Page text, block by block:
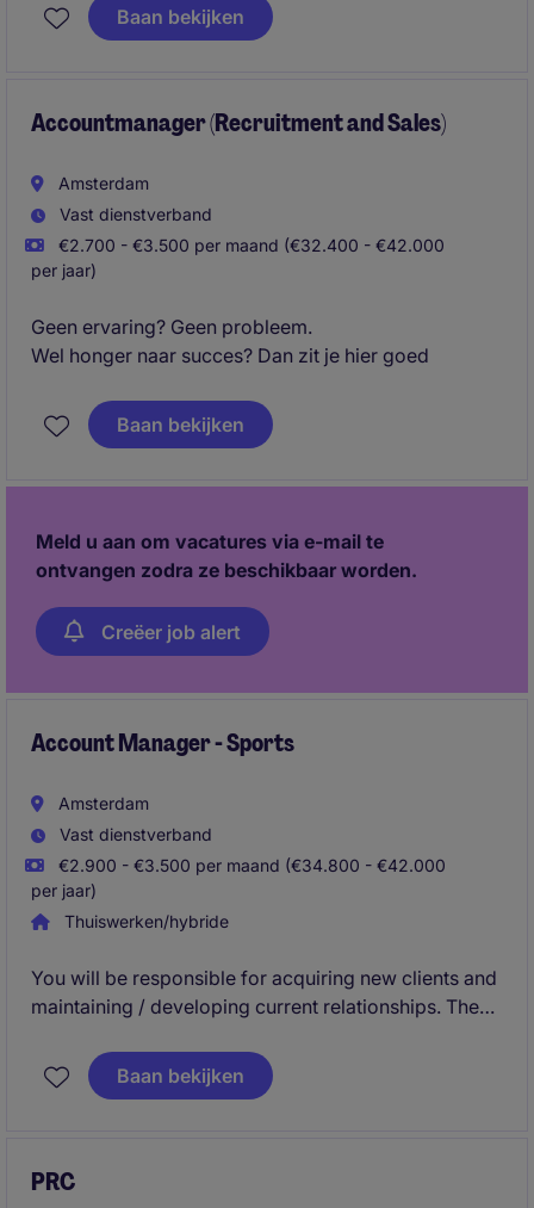
de schakel tussen ambitieuze professionals en
toonaangevende bedrijven. Je gebruikt je
Baan bekijken
Accountmanager (Recruitment and Sales)
Amsterdam
Vast dienstverband
€2.700 - €3.500 per maand (€32.400 - €42.000
per jaar)
Geen ervaring? Geen probleem.
Wel honger naar succes? Dan zit je hier goed
Baan bekijken
Meld u aan om vacatures via e-mail te
ontvangen zodra ze beschikbaar worden.
Creëer job alert
Account Manager - Sports
Amsterdam
Vast dienstverband
€2.900 - €3.500 per maand (€34.800 - €42.000
per jaar)
Thuiswerken/hybride
You will be responsible for acquiring new clients and
maintaining / developing current relationships. The
to become a great Account Manager. This role is a
combination of HR and Sales.
Baan bekijken
PRC